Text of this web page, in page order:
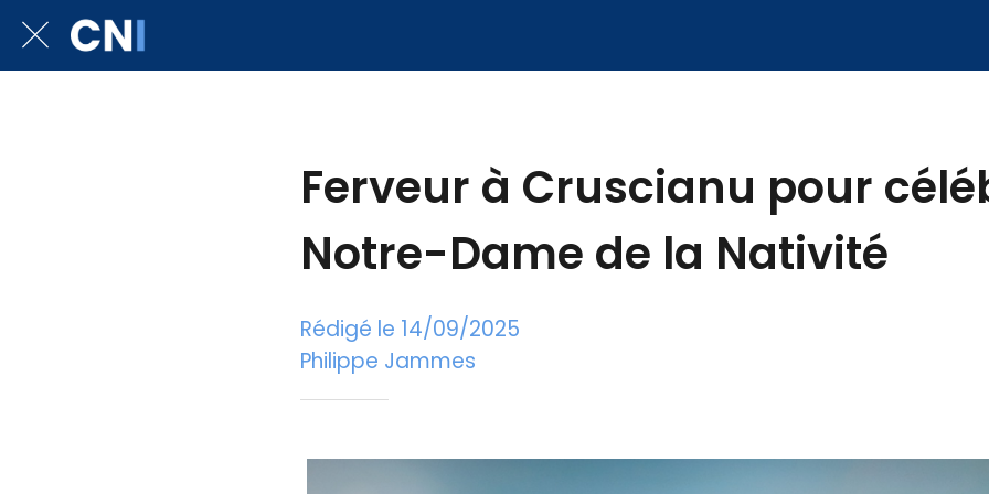
Ferveur à Cruscianu pour
Notre-Dame de la Nativité
Rédigé le 14/09/2025
Philippe Jammes